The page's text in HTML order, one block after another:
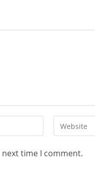
time I comment.